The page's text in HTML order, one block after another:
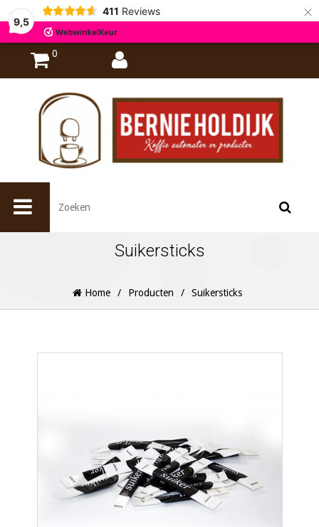
9,5
411 Reviews ×
0
Suikersticks
Home / Producten / Suikersticks